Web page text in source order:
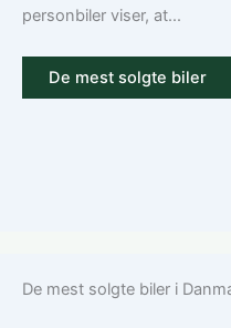
personbiler viser, at...
De mest solgte biler
De mest solgte biler i